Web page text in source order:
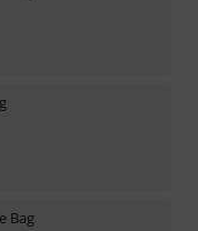
Bag